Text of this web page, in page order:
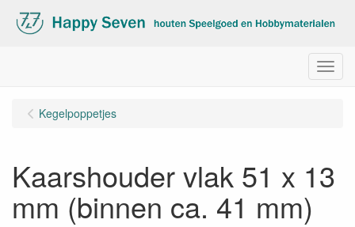
Menu
Kegelpoppetjes
Kaarshouder vlak 51 x 13
mm (binnen ca. 41 mm)